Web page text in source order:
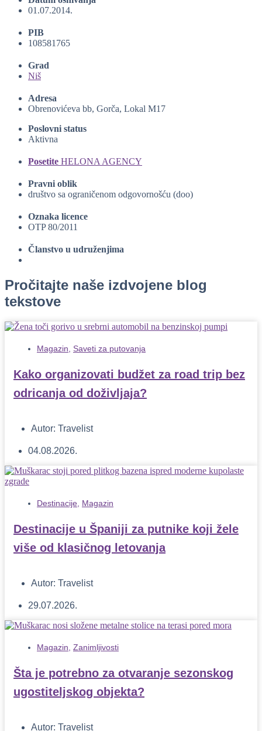
01.07.2014.
PIB
108581765
Grad
Niš
Adresa
Obrenovićeva bb, Gorča, Lokal M17
Poslovni status
Aktivna
Posetite HELONA AGENCY
Pravni oblik
društvo sa ograničenom odgovornošću (doo)
Oznaka licence
OTP 80/2011
Članstvo u udruženjima
Pročitajte naše izdvojene blog
tekstove
Magazin Saveti za putovanja
Kako organizovati budžet za road trip bez
odricanja od doživljaja?
Autor: Travelist
04.08.2026.
Destinacije Magazin
Destinacije u Španiji za putnike koji žele
više od klasičnog letovanja
Autor: Travelist
29.07.2026.
Magazin Zanimljivosti
Šta je potrebno za otvaranje sezonskog
ugostiteljskog objekta?
Autor: Travelist